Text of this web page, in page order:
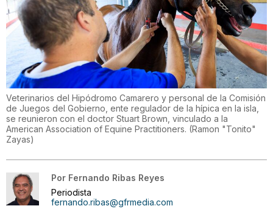
Veterinarios del Hipódromo Camarero y personal de la Comisión
de Juegos del Gobierno, ente regulador de la hípica en la isla,
se reunieron con el doctor Stuart Brown, vinculado a la
American Association of Equine Practitioners. (Ramon "Tonito"
Zayas)
Por Fernando Ribas Reyes
Periodista
fernando.ribas@gfrmedia.com